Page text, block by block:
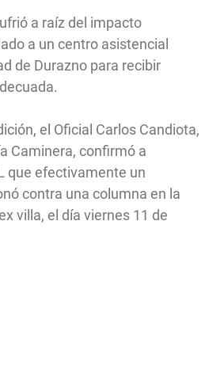
a raíz del impacto
a un centro asistencial
de Durazno para recibir
el Oficial Carlos Candiota,
Caminera, confirmó a
que efectivamente un
contra una columna en la
villa, el día viernes 11 de